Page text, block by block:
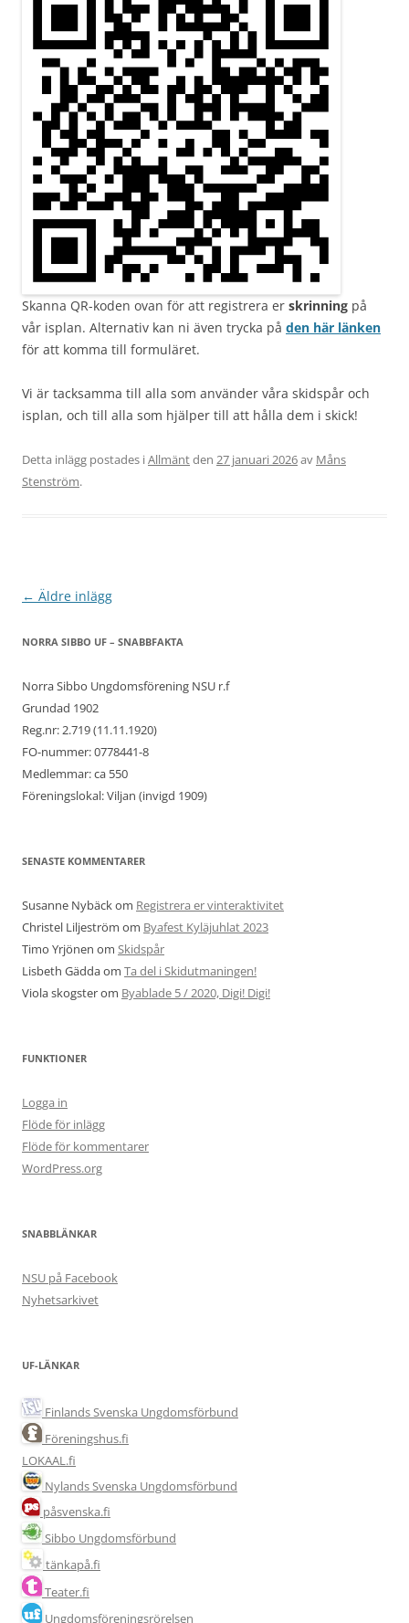
Skanna QR-koden ovan för att registrera er skrinning på
vår isplan. Alternativ kan ni även trycka på den här länken
för att komma till formuläret.
Vi är tacksamma till alla som använder våra skidspår och
isplan, och till alla som hjälper till att hålla dem i skick!
Detta inlägg postades iAllmäntden 27 januari 2026av Måns
Stenström.
Inläggsnavigering
← Äldre inlägg
NORRA SIBBO UF – SNABBFAKTA
Norra Sibbo Ungdomsförening NSU r.f
Grundad 1902
Reg.nr: 2.719 (11.11.1920)
FO-nummer: 0778441-8
Medlemmar: ca 550
Föreningslokal: Viljan (invigd 1909)
SENASTE KOMMENTARER
Susanne Nybäckom Registrera er vinteraktivitet
Christel Liljeström om Byafest Kyläjuhlat 2023
Timo Yrjönen om Skidspår
Lisbeth Gäddaom Ta del i Skidutmaningen!
Viola skogsterom Byablade 5 / 2020, Digi! Digi!
FUNKTIONER
Logga in
Flöde för inlägg
Flöde för kommentarer
WordPress.org
SNABBLÄNKAR
NSU på Facebook
Nyhetsarkivet
UF-LÄNKAR
Finlands Svenska Ungdomsförbund
Föreningshus.fi
LOKAAL.fi
Nylands Svenska Ungdomsförbund
påsvenska.fi
Sibbo Ungdomsförbund
tänkapå.fi
Teater.fi
Ungdomsföreningsrörelsen